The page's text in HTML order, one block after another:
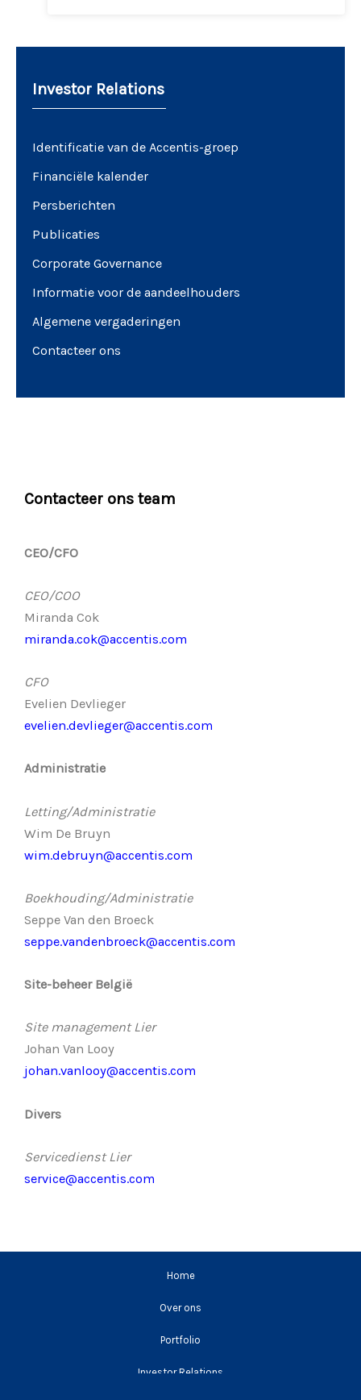
Investor Relations
Identificatie van de Accentis-groep
Financiële kalender
Persberichten
Publicaties
Corporate Governance
Informatie voor de aandeelhouders
Algemene vergaderingen
Contacteer ons
Contacteer ons team
CEO/CFO
CEO/COO
Miranda Cok
miranda.cok@accentis.com
CFO
Evelien Devlieger
evelien.devlieger@accentis.com
Administratie
Letting/Administratie
Wim De Bruyn
wim.debruyn@accentis.com
Boekhouding/Administratie
Seppe Van den Broeck
seppe.vandenbroeck@accentis.com
Site-beheer België
Site management Lier
Johan Van Looy
johan.vanlooy@accentis.com
Divers
Servicedienst Lier
service@accentis.com
Home
Over ons
Portfolio
Investor Relations